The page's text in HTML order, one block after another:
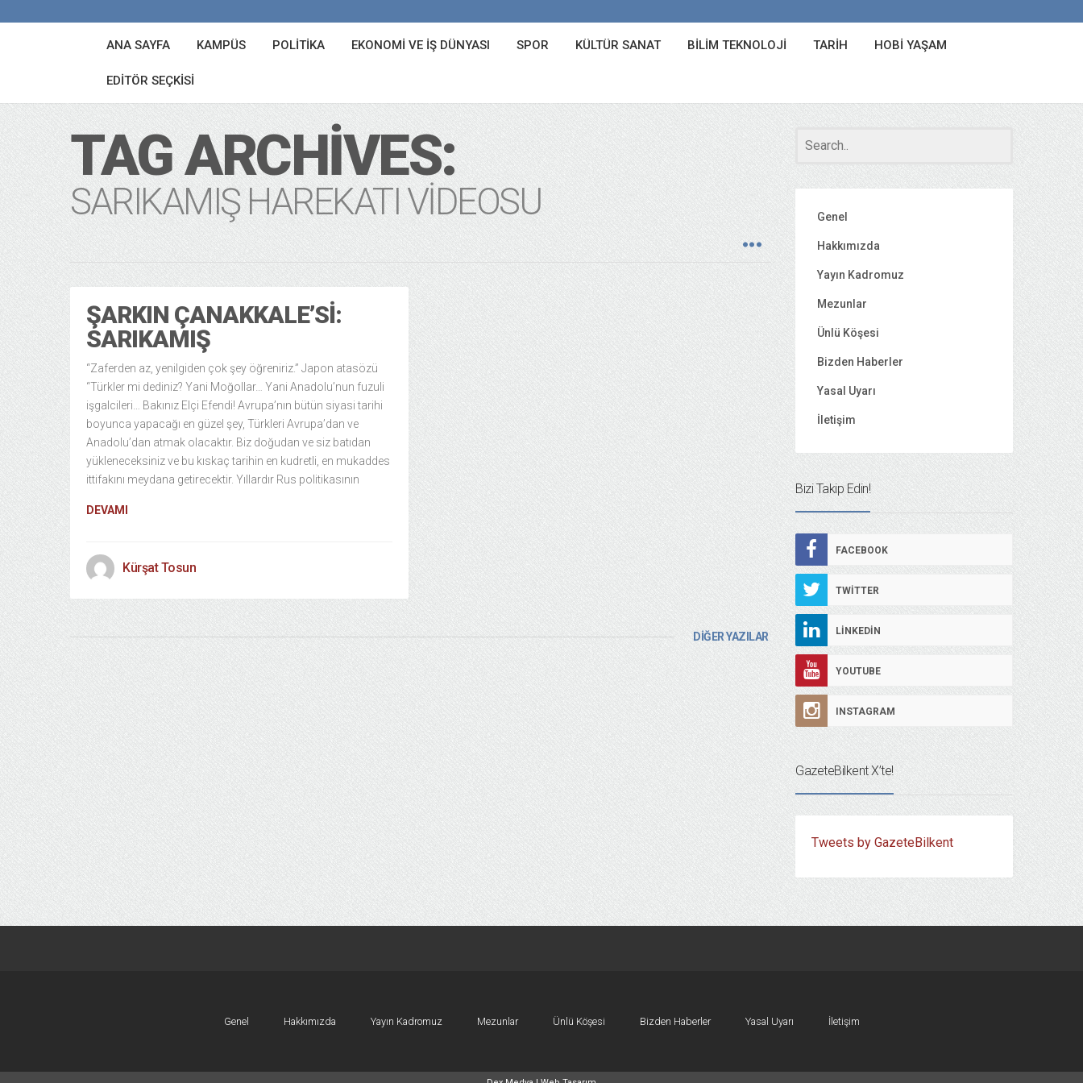
ANA SAYFA KAMPÜS POLITIKA EKONOMI VE İŞ DÜNYASI SPOR KÜLTÜR SANAT BILIM TEKNOLOJI TARIH HOBI YAŞAM
EDITÖR SEÇKISI
TAG ARCHIVES:
SARIKAMIŞ HAREKATI VIDEOSU
ŞARKIN ÇANAKKALE’SI:
SARIKAMIŞ
“Zaferden az, yenilgiden çok şey öğreniriz.” Japon atasözü
“Türkler mi dediniz? Yani Moğollar… Yani Anadolu’nun fuzuli
işgalcileri… Bakınız Elçi Efendi! Avrupa’nın bütün siyasi tarihi
boyunca yapacağı en güzel şey, Türkleri Avrupa’dan ve
Anadolu’dan atmak olacaktır. Biz doğudan ve siz batıdan
yükleneceksiniz ve bu kıskaç tarihin en kudretli, en mukaddes
ittifakını meydana getirecektir. Yıllardır Rus politikasının
DEVAMI
Kürşat Tosun
DİĞER YAZILAR
Genel
Hakkımızda
Yayın Kadromuz
Mezunlar
Ünlü Köşesi
Bizden Haberler
Yasal Uyarı
İletişim
Bizi Takip Edin!
FACEBOOK
TWITTER
LINKEDIN
YOUTUBE
INSTAGRAM
GazeteBilkent X’te!
Tweets by GazeteBilkent
Genel Hakkımızda Yayın Kadromuz Mezunlar Ünlü Köşesi Bizden Haberler Yasal Uyarı İletişim